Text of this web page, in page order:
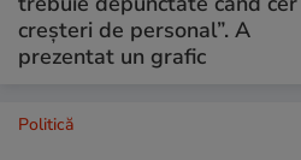
creșteri de personal”. A
prezentat un grafic
Politică